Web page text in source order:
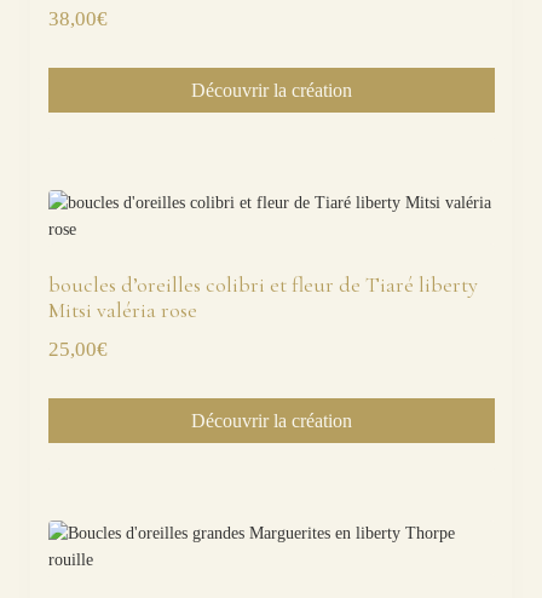
38,00€
Découvrir la création
boucles d’oreilles colibri et fleur de Tiaré liberty
Mitsi valéria rose
25,00€
Découvrir la création